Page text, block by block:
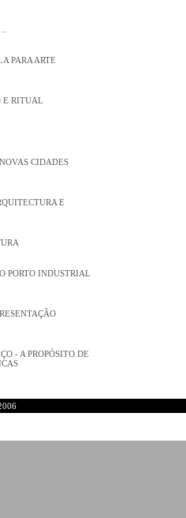
PARA ARTE
E RITUAL
CIDADES
E
PORTO INDUSTRIAL
- A PROPÓSITO DE